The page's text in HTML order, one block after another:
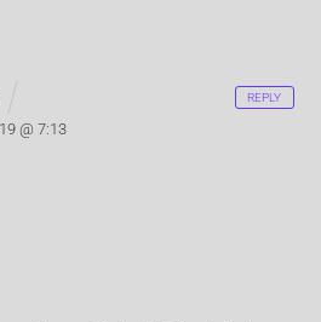
@ 7:13
REPLY